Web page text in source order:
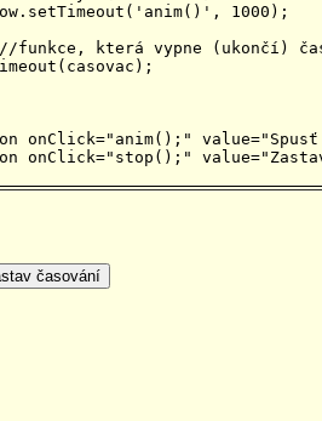
1000);
která vypne (ukončí)
onClick="anim();" value="Spusť
onClick="stop();"